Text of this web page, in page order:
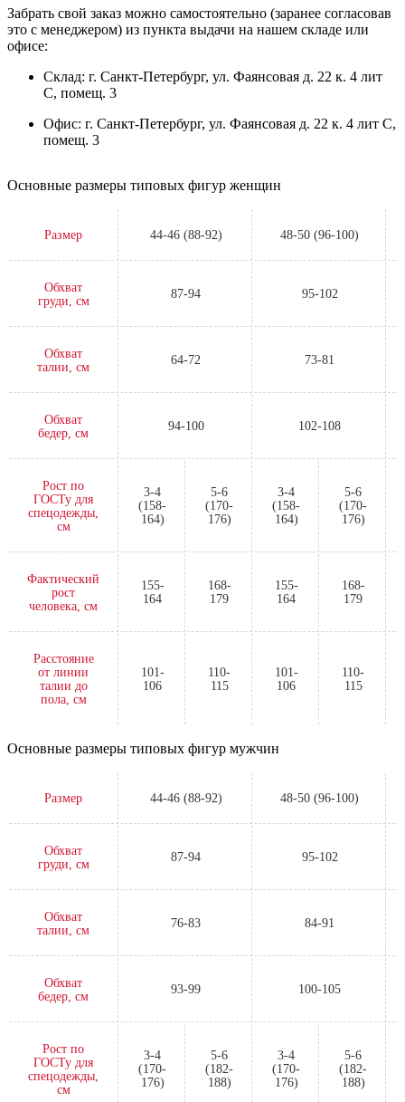
Забрать свой заказ можно самостоятельно (заранее согласовав
это с менеджером) из пункта выдачи на нашем складе или
офисе:
Склад: г. Санкт-Петербург, ул. Фаянсовая д. 22 к. 4 лит
С, помещ. 3
Офис: г. Санкт-Петербург, ул. Фаянсовая д. 22 к. 4 лит С,
помещ. 3
Основные размеры типовых фигур женщин
Размер 44-46 (88-92) 48-50 (96-100)
Обхват
груди, см
87-94 95-102
Обхват
талии, см
64-72 73-81
Обхват
бедер, см
94-100 102-108
Рост по
ГОСТу для
спецодежды,
см
3-4
(158-
164)
5-6
(170-
176)
3-4
(158-
164)
5-6
(170-
176)
Фактический
рост
человека, см
155-
164
168-
179
155-
164
168-
179
Расстояние
от линии
талии до
пола, см
101-
106
110-
115
101-
106
110-
115
Основные размеры типовых фигур мужчин
Размер 44-46 (88-92) 48-50 (96-100)
Обхват
груди, см
87-94 95-102
Обхват
талии, см
76-83 84-91
Обхват
бедер, см
93-99 100-105
Рост по
ГОСТу для
спецодежды,
см
3-4
(170-
176)
5-6
(182-
188)
3-4
(170-
176)
5-6
(182-
188)